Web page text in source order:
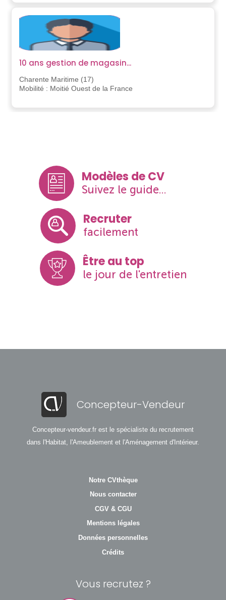
10 ans gestion de magasin...
Charente Maritime (17)
Mobilité : Moitié Ouest de la France
Modèles de CV
Suivez le guide...
Recruter
facilement
Être au top
le jour de l'entretien
Concepteur-Vendeur
Concepteur-vendeur.fr est le spécialiste du recrutement
dans l'Habitat, l'Ameublement et l'Aménagement d'Intérieur.
Notre CVthèque
Nous contacter
CGV & CGU
Mentions légales
Données personnelles
Crédits
Vous recrutez ?